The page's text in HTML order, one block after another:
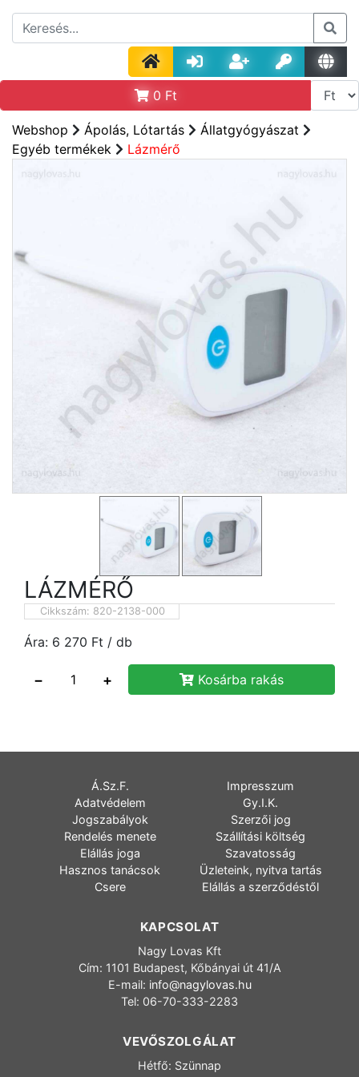
0 Ft
Webshop Ápolás, Lótartás
Állatgyógyászat
Egyéb termékek
Lázmérő
LÁZMÉRŐ
Cikkszám: 820-2138-000
Ára: 6 270 Ft / db
− + Kosárba rakás
Á.Sz.F.
Impresszum
Adatvédelem
Gy.I.K.
Jogszabályok
Szerzői jog
Rendelés menete
Szállítási költség
Elállás joga
Szavatosság
Hasznos tanácsok
Üzleteink, nyitva tartás
Csere
Elállás a szerződéstől
KAPCSOLAT
Nagy Lovas Kft
Cím: 1101 Budapest, Kőbányai út 41/A
E-mail: info@nagylovas.hu
Tel: 06-70-333-2283
VEVŐSZOLGÁLAT
Hétfő: Szünnap